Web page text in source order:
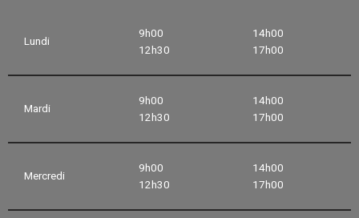
Lundi
9h00
12h30
14h00
17h00
Mardi
9h00
12h30
14h00
17h00
Mercredi
9h00
12h30
14h00
17h00